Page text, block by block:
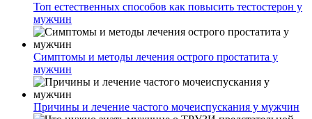
Топ естественных способов как повысить тестостерон у
мужчин
Симптомы и методы лечения острого простатита у
мужчин
Причины и лечение частого мочеиспускания у мужчин